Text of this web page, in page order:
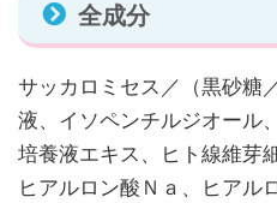
全成分
サッカロミセス／（黒砂糖
液、イソペンチルジオール
培養液エキス、ヒト線維芽
ヒアルロン酸Ｎａ、ヒアル